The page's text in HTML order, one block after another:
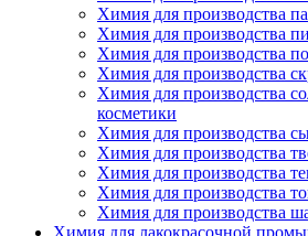
Химия для производства
Химия для производства
Химия для производства
Химия для производства
Химия для производства
косметики
Химия для производства
Химия для производства
Химия для производства
Химия для производства
Химия для производства
Химия для лакокрасочной